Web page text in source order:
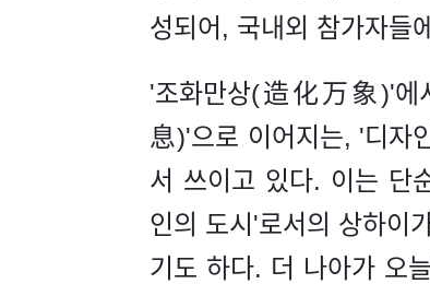
성되어, 국내외 참가자들
'조화만상(造化万象)'
息)'으로 이어지는, '디자
서 쓰이고 있다. 이는 단
인의 도시'로서의 상하이
기도 하다. 더 나아가 오